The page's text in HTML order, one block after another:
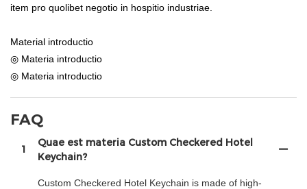
item pro quolibet negotio in hospitio industriae.
Material introductio
◎ Materia introductio
◎ Materia introductio
FAQ
1
Quae est materia Custom Checkered Hotel
Keychain?
Custom Checkered Hotel Keychain is made of high-